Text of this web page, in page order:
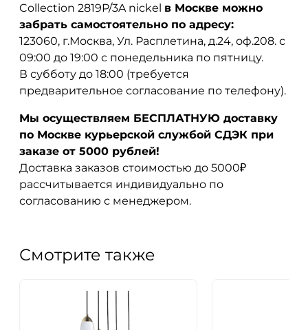
Collection 2819P/3A nickel в Москве можно
забрать самостоятельно по адресу:
123060, г.Москва, Ул. Расплетина, д.24, оф.208. с
09:00 до 19:00 с понедельника по пятницу.
В субботу до 18:00 (требуется
предварительное согласование по телефону).
Мы осуществляем БЕСПЛАТНУЮ доставку
по Москве курьерской службой СДЭК при
заказе от 5000 рублей!
Доставка заказов стоимостью до 5000₽
рассчитывается индивидуально по
согласованию с менеджером.
Смотрите также